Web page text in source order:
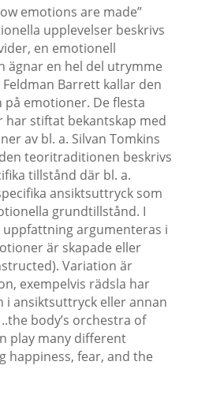
emotions are made”
upplevelser beskrivs
en emotionell
ägnar en hel del utrymme
Barrett kallar den
emotioner. De flesta
har stiftat bekantskap med
av bl. a. Silvan Tomkins
teoritraditionen beskrivs
tillstånd där bl. a.
ansiktsuttryck som
grundtillstånd. I
argumenteras i
är skapade eller
Variation är
exempelvis rädsla har
i ansiktsuttryck eller annan
body’s orchestra of
play many different
happiness, fear, and the